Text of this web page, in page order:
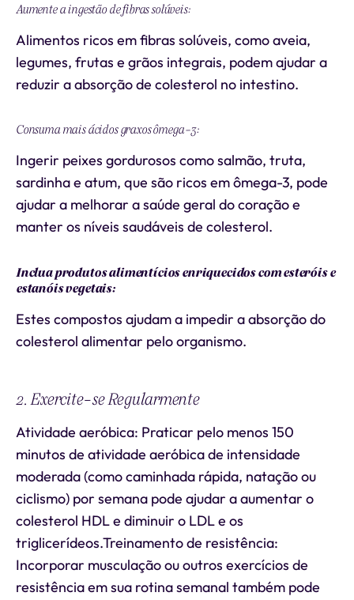
Aumente a ingestão de fibras solúveis:
Alimentos ricos em fibras solúveis, como aveia,
legumes, frutas e grãos integrais, podem ajudar a
reduzir a absorção de colesterol no intestino.
Consuma mais ácidos graxos ômega-3:
Ingerir peixes gordurosos como salmão, truta,
sardinha e atum, que são ricos em ômega-3, pode
ajudar a melhorar a saúde geral do coração e
manter os níveis saudáveis de colesterol.
Inclua produtos alimentícios enriquecidos com esteróis e
estanóis vegetais:
Estes compostos ajudam a impedir a absorção do
colesterol alimentar pelo organismo.
2. Exercite-se Regularmente
Atividade aeróbica: Praticar pelo menos 150
minutos de atividade aeróbica de intensidade
moderada (como caminhada rápida, natação ou
ciclismo) por semana pode ajudar a aumentar o
colesterol HDL e diminuir o LDL e os
triglicerídeos.Treinamento de resistência:
Incorporar musculação ou outros exercícios de
resistência em sua rotina semanal também pode